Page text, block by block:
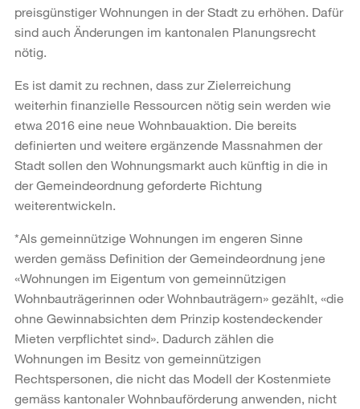
preisgünstiger Wohnungen in der Stadt zu erhöhen. Dafür
sind auch Änderungen im kantonalen Planungsrecht
nötig.
Es ist damit zu rechnen, dass zur Zielerreichung
weiterhin finanzielle Ressourcen nötig sein werden wie
etwa 2016 eine neue Wohnbauaktion. Die bereits
definierten und weitere ergänzende Massnahmen der
Stadt sollen den Wohnungsmarkt auch künftig in die in
der Gemeindeordnung geforderte Richtung
weiterentwickeln.
*Als gemeinnützige Wohnungen im engeren Sinne
werden gemäss Definition der Gemeindeordnung jene
«Wohnungen im Eigentum von gemeinnützigen
Wohnbauträgerinnen oder Wohnbauträgern» gezählt, «die
ohne Gewinnabsichten dem Prinzip kostendeckender
Mieten verpflichtet sind». Dadurch zählen die
Wohnungen im Besitz von gemeinnützigen
Rechtspersonen, die nicht das Modell der Kostenmiete
gemäss kantonaler Wohnbauförderung anwenden, nicht